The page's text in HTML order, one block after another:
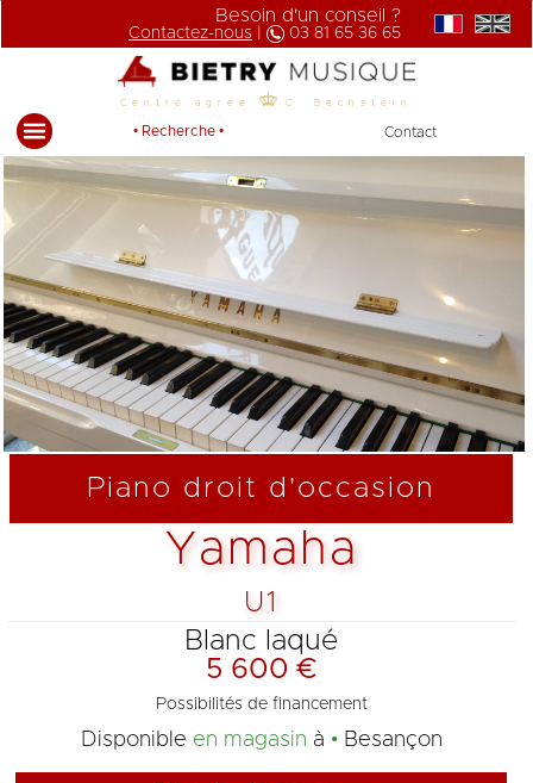
Besoin d'un conseil ?
Contactez-nous 03 81 65 36 65
Centre agrée C. Bechstein
• Recherche • Contact
Piano droit d'occasion
Yamaha
U1
Blanc laqué
5 600 €
Possibilités de financement
Disponible en magasin à Besançon